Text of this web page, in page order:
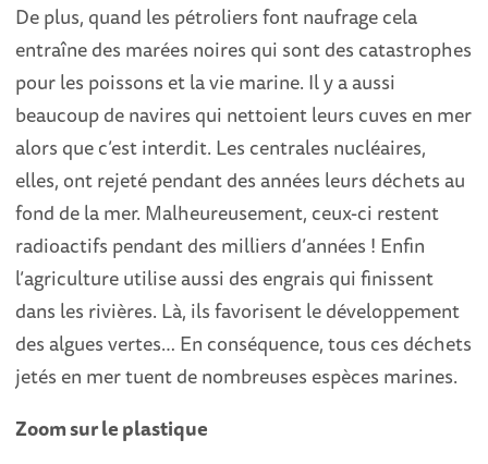
De plus, quand les pétroliers font naufrage cela
entraîne des marées noires qui sont des catastrophes
pour les poissons et la vie marine. Il y a aussi
beaucoup de navires qui nettoient leurs cuves en mer
alors que c’est interdit. Les centrales nucléaires,
elles, ont rejeté pendant des années leurs déchets au
fond de la mer. Malheureusement, ceux-ci restent
radioactifs pendant des milliers d’années ! Enfin
l’agriculture utilise aussi des engrais qui finissent
dans les rivières. Là, ils favorisent le développement
des algues vertes… En conséquence, tous ces déchets
jetés en mer tuent de nombreuses espèces marines.
Zoom sur le plastique